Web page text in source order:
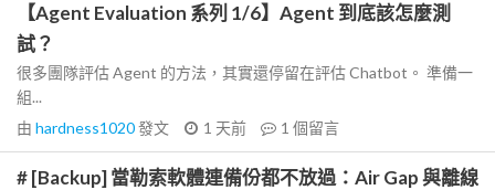
【Agent Evaluation 系列 1/6】Agent 到底該怎麼測
試？
很多團隊評估 Agent 的方法，其實還停留在評估 Chatbot。 準備一
組...
由 hardness1020發文 1 天前 1 個留言
# [Backup] 當勒索軟體連備份都不放過：Air Gap 與離線